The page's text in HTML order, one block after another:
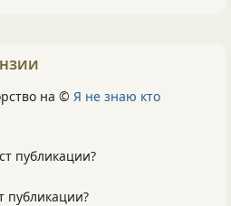
на © Я не знаю кто
публикации?
публикации?